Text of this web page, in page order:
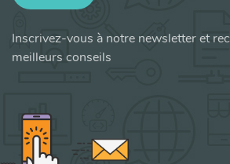
Inscrivez-vous à notre newsletter et
meilleurs conseils